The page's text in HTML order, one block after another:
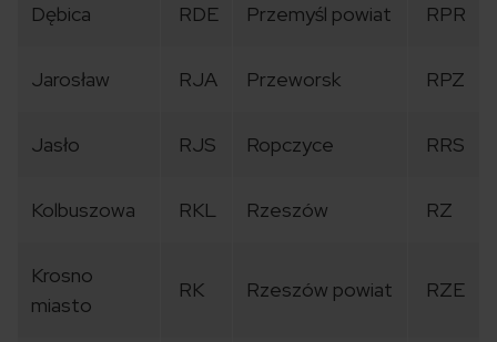
Dębica RDE Przemyśl powiat RPR
Jarosław RJA Przeworsk RPZ
Jasło RJS Ropczyce RRS
Kolbuszowa RKL Rzeszów RZ
Krosno
miasto
RK Rzeszów powiat RZE